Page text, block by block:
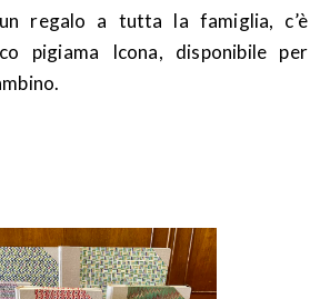
regalo a tutta la famiglia, c’è
pigiama Icona, disponibile per